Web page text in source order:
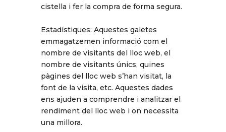
cistella i fer la compra de forma segura.
Estadístiques: Aquestes galetes
emmagatzemen informació com el
nombre de visitants del lloc web, el
nombre de visitants únics, quines
pàgines del lloc web s’han visitat, la
font de la visita, etc. Aquestes dades
ens ajuden a comprendre i analitzar el
rendiment del lloc web i on necessita
una millora.